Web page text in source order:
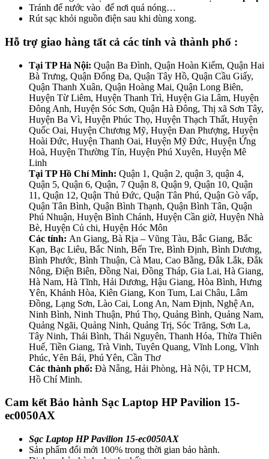
Tránh để nước vào để nơi quá nóng…
Rút sạc khỏi nguồn điện sau khi dùng xong.
Hỗ trợ giao hàng tất cả các tỉnh và thành phố :
Tại TP Hà Nội: Quận Ba Đình, Quận Hoàn Kiếm, Quận Hai
Bà Trưng, Quận Đống Đa, Quận Tây Hồ, Quận Cầu Giấy,
Quận Thanh Xuân, Quận Hoàng Mai, Quận Long Biên,
Huyện Từ Liêm, Huyện Thanh Trì, Huyện Gia Lâm, Huyện
Đông Anh, Huyện Sóc Sơn, Quận Hà Đông, Thị xã Sơn Tây,
Huyện Ba Vì, Huyện Phúc Thọ, Huyện Thạch Thất, Huyện
Quốc Oai, Huyện Chương Mỹ, Huyện Đan Phượng, Huyện
Hoài Đức, Huyện Thanh Oai, Huyện Mỹ Đức, Huyện Ứng
Hoà, Huyện Thường Tín, Huyện Phú Xuyên, Huyện Mê
Linh
Tại TP Hồ Chí Minh: Quận 1, Quận 2, quận 3, quận 4,
Quận 5, Quận 6, Quận, 7 Quận 8, Quận 9, Quận 10, Quận
11, Quận 12, Quận Thủ Đức, Quận Tân Phú, Quận Gò vấp,
Quận Tân Bình, Quận Bình Thạnh, Quận Bình Tân, Quận
Phú Nhuận, Huyện Bình Chánh, Huyện Cần giờ, Huyện Nhà
Bè, Huyện Củ chi, Huyện Hóc Môn
Các tỉnh: An Giang, Bà Rịa – Vũng Tàu, Bắc Giang, Bắc
Kạn, Bạc Liêu, Bắc Ninh, Bến Tre, Bình Định, Bình Dương,
Bình Phước, Bình Thuận, Cà Mau, Cao Bằng, Đắk Lắk, Đắk
Nông, Điện Biên, Đồng Nai, Đồng Tháp, Gia Lai, Hà Giang,
Hà Nam, Hà Tĩnh, Hải Dương, Hậu Giang, Hòa Bình, Hưng
Yên, Khánh Hòa, Kiên Giang, Kon Tum, Lai Châu, Lâm
Đồng, Lạng Sơn, Lào Cai, Long An, Nam Định, Nghệ An,
Ninh Bình, Ninh Thuận, Phú Thọ, Quảng Bình, Quảng Nam,
Quảng Ngãi, Quảng Ninh, Quảng Trị, Sóc Trăng, Sơn La,
Tây Ninh, Thái Bình, Thái Nguyên, Thanh Hóa, Thừa Thiên
Huế, Tiền Giang, Trà Vinh, Tuyên Quang, Vĩnh Long, Vĩnh
Phúc, Yên Bái, Phú Yên, Cần Thơ
Các thành phố: Đà Nẵng, Hải Phòng, Hà Nội, TP HCM,
Hồ Chí Minh.
Cam kết Bảo hành Sạc Laptop HP Pavilion 15-
ec0050AX
Sạc Laptop HP Pavilion 15-ec0050AX
Sản phẩm đổi mới 100% trong thời gian bảo hành.